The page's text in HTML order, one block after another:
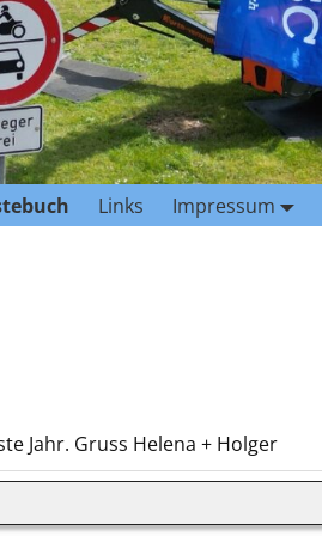
Links Impressum
Jahr. Gruss Helena + Holger